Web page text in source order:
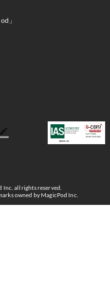
」
all rights reserved.
owned by MagicPod Inc.